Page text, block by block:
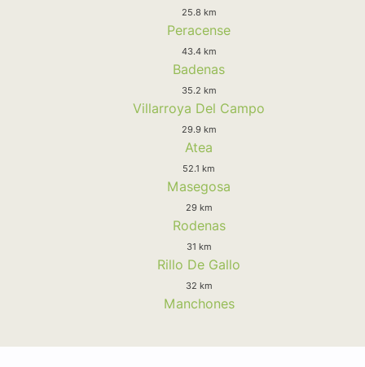
25.8 km
Peracense
43.4 km
Badenas
35.2 km
Villarroya Del Campo
29.9 km
Atea
52.1 km
Masegosa
29 km
Rodenas
31 km
Rillo De Gallo
32 km
Manchones